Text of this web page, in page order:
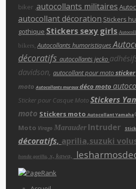
biker ,autocollants militaires,
autocollant décoration,Stickers
gothique,Stickers sexy girls,
bikers,Autocollants humoristiques
décoratifs autocollants jecko
davidson, autocollant pour moto
motoAutocollants murauxdéco moto
Sticker pour Casque MotoStickers
moto Stickers moto Autocollant Yamaha
Moto Virago Marauder Intruder
décoratifs, aprilia,suzuki
honda gorilla, x, kawa,